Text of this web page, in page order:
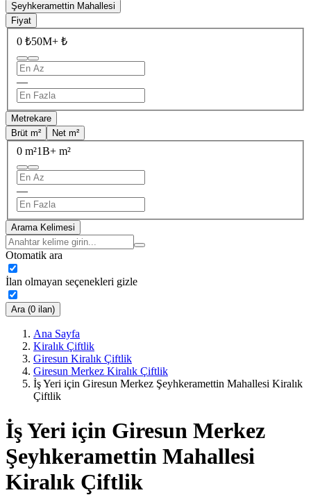
Şeyhkeramettin Mahallesi
Fiyat
0 ₺50M+ ₺
—
Metrekare
Brüt m²
Net m²
0 m²1B+ m²
—
Arama Kelimesi
Otomatik ara
İlan olmayan seçenekleri gizle
Ara (0 ilan)
Ana Sayfa
Kiralık Çiftlik
Giresun Kiralık Çiftlik
Giresun Merkez Kiralık Çiftlik
İş Yeri için Giresun Merkez Şeyhkeramettin Mahallesi Kiralık
Çiftlik
İş Yeri için Giresun Merkez
Şeyhkeramettin Mahallesi
Kiralık Çiftlik